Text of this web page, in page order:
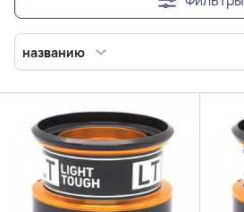
названию